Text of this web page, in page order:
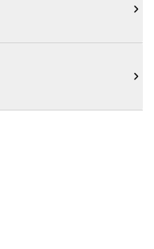

